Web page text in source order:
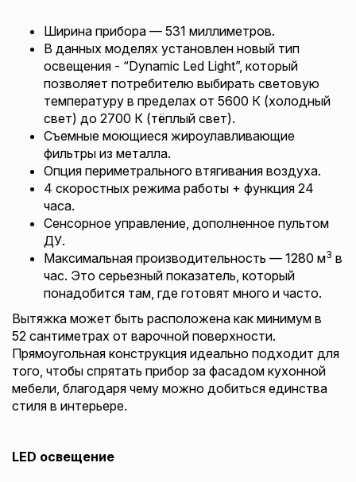
Ширина прибора — 531 миллиметров.
В данных моделях установлен новый тип
освещения - “Dynamic Led Light”, который
позволяет потребителю выбирать световую
температуру в пределах от 5600 К (холодный
свет) до 2700 К (тёплый свет).
Съемные моющиеся жироулавливающие
фильтры из металла.
Опция периметрального втягивания воздуха.
4 скоростных режима работы + функция 24
часа.
Сенсорное управление, дополненное пультом
ДУ.
Максимальная производительность — 1280 м3 в
час. Это серьезный показатель, который
понадобится там, где готовят много и часто.
Вытяжка может быть расположена как минимум в
52 сантиметрах от варочной поверхности.
Прямоугольная конструкция идеально подходит для
того, чтобы спрятать прибор за фасадом кухонной
мебели, благодаря чему можно добиться единства
стиля в интерьере.
LED освещение